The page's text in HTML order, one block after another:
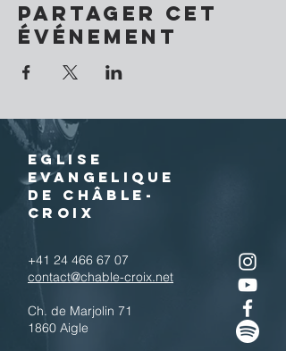
Partager cet
événement
EGLISE
EVANGELIQUE
DE CHÂBLE-
CROIX
+41 24 466 67 07
contact@chable-croix.net
Ch. de Marjolin 71
1860 Aigle